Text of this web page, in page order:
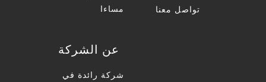
مساءا
تواصل معنا
عن الشركة
شركة رائدة في